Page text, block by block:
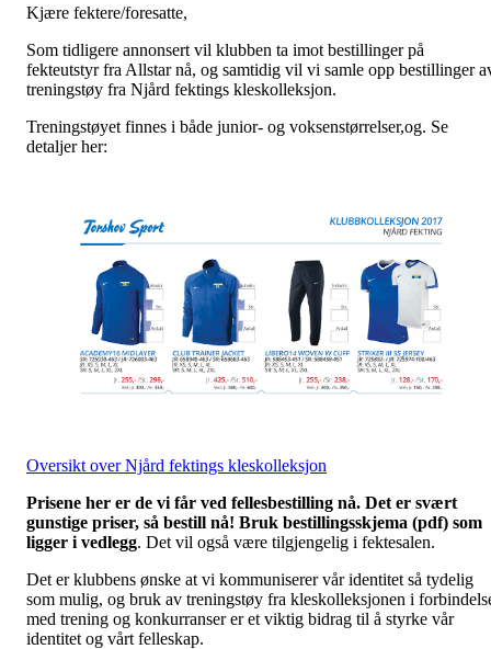
Kjære fektere/foresatte,
Som tidligere annonsert vil klubben ta imot bestillinger på
fekteutstyr fra Allstar nå, og samtidig vil vi samle opp bestillinger
treningstøy fra Njård fektings kleskolleksjon.
Treningstøyet finnes i både junior- og voksenstørrelser,og. Se
detaljer her:
Oversikt over Njård fektings kleskolleksjon
Prisene her er de vi får ved fellesbestilling nå. Det er svært
gunstige priser, så bestill nå! Bruk bestillingsskjema (pdf) som
ligger i vedlegg. Det vil også være tilgjengelig i fektesalen.
Det er klubbens ønske at vi kommuniserer vår identitet så tydelig
som mulig, og bruk av treningstøy fra kleskolleksjonen i
med trening og konkurranser er et viktig bidrag til å styrke vår
identitet og vårt felleskap.